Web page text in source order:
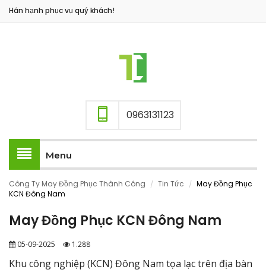
Hân hạnh phục vụ quý khách!
0963131123
Menu
Công Ty May Đồng Phục Thành Công / Tin Tức / May Đồng Phục
KCN Đông Nam
May Đồng Phục KCN Đông Nam
05-09-2025 1.288
Khu công nghiệp (KCN) Đông Nam tọa lạc trên địa bàn